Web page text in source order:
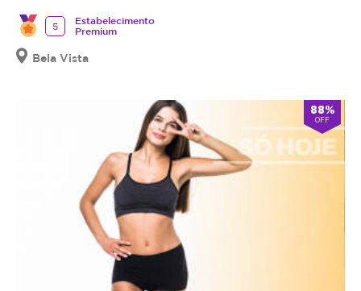
5
Estabelecimento
Premium
Bela Vista
88%
OFF